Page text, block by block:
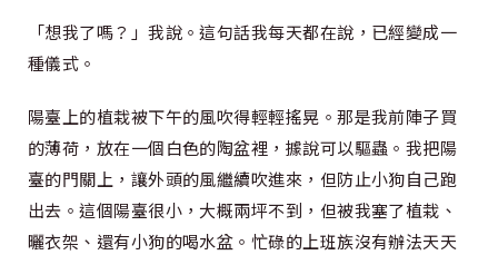
「想我了嗎？」我說。這句話我每天都在說，已經變成一
種儀式。
陽臺上的植栽被下午的風吹得輕輕搖晃。那是我前陣子買
的薄荷，放在一個白色的陶盆裡，據說可以驅蟲。我把陽
臺的門關上，讓外頭的風繼續吹進來，但防止小狗自己跑
出去。這個陽臺很小，大概兩坪不到，但被我塞了植栽、
曬衣架、還有小狗的喝水盆。忙碌的上班族沒有辦法天天